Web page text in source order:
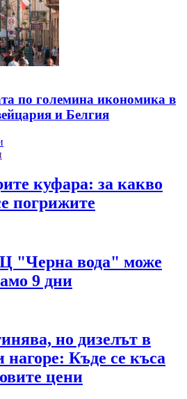
по големина икономика в
и Белгия
куфара: за какво
погрижите
"Черна вода" може
9 дни
но дизелът в
Къде се къса
цени